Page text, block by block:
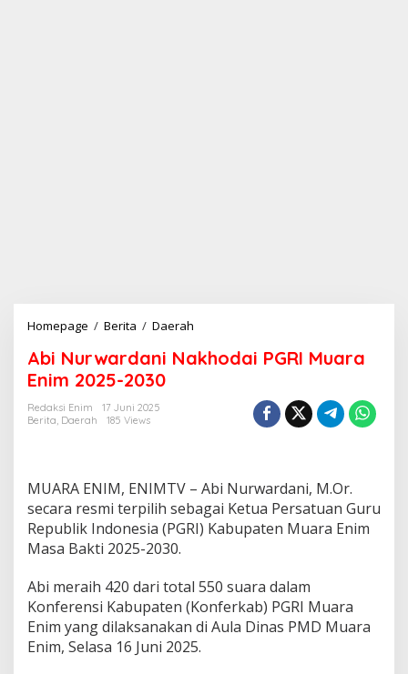
Homepage / Berita / Daerah
i
a
n
i
N
h
o
d
a
i
Abi Nurwardani Nakhodai PGRI Muara
Enim 2025-2030
Redaksi Enim
17 Juni 2025
Berita, Daerah 185 Views
MUARA ENIM, ENIMTV – Abi Nurwardani, M.Or.
secara resmi terpilih sebagai Ketua Persatuan Guru
Republik Indonesia (PGRI) Kabupaten Muara Enim
Masa Bakti 2025-2030.
Abi meraih 420 dari total 550 suara dalam
Konferensi Kabupaten (Konferkab) PGRI Muara
Enim yang dilaksanakan di Aula Dinas PMD Muara
Enim, Selasa 16 Juni 2025.